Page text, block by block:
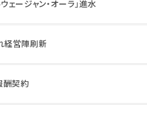
ェージャン・オーラ」進水
経営陣刷新
酬契約